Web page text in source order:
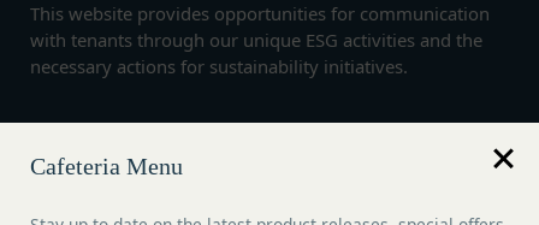
This website provides opportunities for communication
with tenants through our unique ESG activities and the
necessary actions for sustainability initiatives.
Language
English
Cafeteria Menu
応
本規約その他当社が会員との間で定める規約に
違反する行為に対する対応
号のいずれかの場合には、会員へ事前の通知、承諾